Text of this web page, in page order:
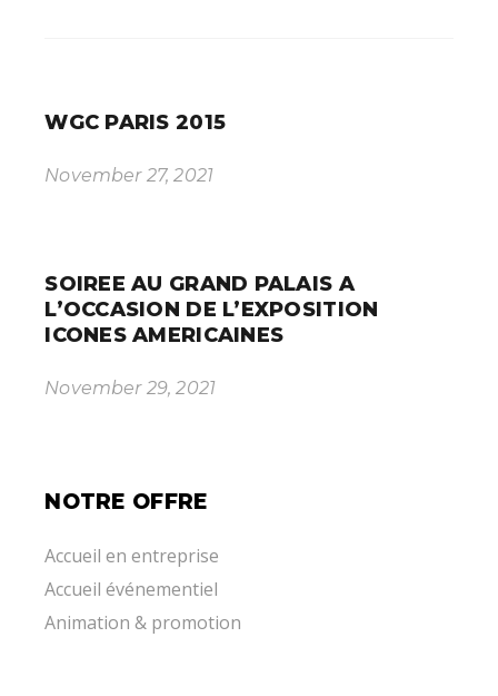
WGC PARIS 2015
November 27, 2021
SOIREE AU GRAND PALAIS A
L’OCCASION DE L’EXPOSITION
ICONES AMERICAINES
November 29, 2021
NOTRE OFFRE
Accueil en entreprise
Accueil événementiel
Animation & promotion